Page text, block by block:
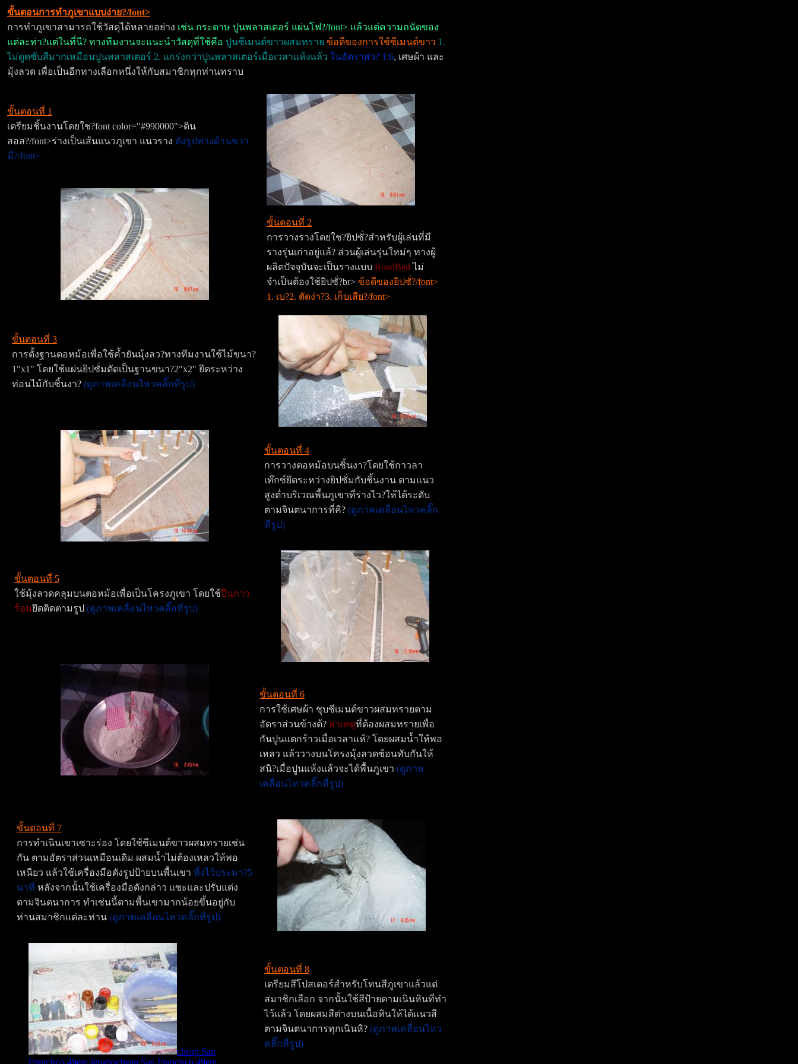
ขั้นตอนการทำภูเขาแบบง่าย?/font>
การทำภูเขาสามารถใช้วัสดุได้หลายอย่าง เช่น กระดาษ ปูนพลาสเตอร์ แผ่นโฟ?/font> แล้วแต่ความถนัดของ
แต่ละท่า?แต่ในที่นี? ทางทีมงานจะแนะนำวัสดุที่ใช้คือ ปูนซีเมนต์ขาวผสมทราย ข้อดีของการใช้ซีเมนต์ขาว 1.
ไม่ดูดซับสีมากเหมือนปูนพลาสเตอร์ 2. แกร่งกว่าปูนพลาสเตอร์เมื่อเวลาแห้งแล้ว ในอัตราส่ว? 1:6, เศษผ้า และ
มุ้งลวด เพื่อเป็นอีกทางเลือกหนึ่งให้กับสมาชิกทุกท่านทราบ
ขั้นตอนที่ 1
เตรียมชิ้นงานโดยใช?font color="#990000">ดิน
สอส?/font>ร่างเป็นเส้นแนวภูเขา แนวราง ดังรูปทางด้านขวา
มื?/font>
ขั้นตอนที่ 2
การวางรางโดยใช?ยิปซั่?สำหรับผู้เล่นที่มี
รางรุ่นเก่าอยู่แล้? ส่วนผู้เล่นรุ่นใหม่ๆ ทางผู้
ผลิตปัจจุบันจะเป็นรางแบบ RoadBedไม่
จำเป็นต้องใช้ยิปซั่?br> ข้อดีของยิปซั่?/font>
1. เบ?2. ตัดง่า?3. เก็บเสีย?/font>
ขั้นตอนที่ 4
การวางตอหม้อบนชิ้นงา?โดยใช้กาวลา
เท๊กซ์ยึดระหว่างยิปซั่มกับชิ้นงาน ตามแนว
สูงต่ำบริเวณพี้นภูเขาที่ร่างไว?ให้ได้ระดับ
ตามจินตนาการที่คิ? (ดูภาพเคลื่อนไหวคลิ๊ก
ที่รูป)
ขั้นตอนที่ 3
การตั้งฐานตอหม้อเพื่อใช้ค้ำยันมุ้งลว?ทางทีมงานใช้ไม้ขนา?
1"x1" โดยใช้แผ่นยิปซั่มตัดเป็นฐานขนา?2"x2" ยึดระหว่าง
ท่อนไม้กับชิ้นงา? (ดูภาพเคลื่อนไหวคลิ๊กที่รูป)
ขั้นตอนที่ 5
ใช้มุ้งลวดคลุมบนตอหม้อเพื่อเป็นโครงภูเขา โดยใช้ปืนกาว
ร้อนยึดติดตามรูป (ดูภาพเคลื่อนไหวคลิ๊กที่รูป)
ขั้นตอนที่ 6
การใช้เศษผ้า ชุบซีเมนต์ขาวผสมทรายตาม
อัตราส่วนข้างต้? สาเหตุที่ต้องผสมทรายเพื่อ
กันปูนแตกร้าวเมื่อเวลาแห้? โดยผสมน้ำให้พอ
เหลว แล้ววางบนโครงมุ้งลวดซ้อนทับกันให้
สนิ?เมื่อปูนแห้งแล้วจะได้พื้นภูเขา (ดูภาพ
เคลื่อนไหวคลิ๊กที่รูป)
ขั้นตอนที่ 7
การทำเนินเขาเซาะร่อง โดยใช้ซีเมนต์ขาวผสมทรายเช่น
กัน ตามอัตราส่วนเหมือนเดิม ผสมน้ำไม่ต้องเหลวให้พอ
เหนียว แล้วใช้เครื่องมือดังรูปป้ายบนพื้นเขา ทิ้งไว้ประมา?5
นาที หลังจากนั้นใช้เครื่องมือดังกล่าว แซะและปรับแต่ง
ตามจินตนาการ ทำเช่นนี้ตามพื้นเขามากน้อยขึ้นอยู่กับ
ท่านสมาชิกแต่ละท่าน (ดูภาพเคลื่อนไหวคลิ๊กที่รูป)
cheap San
Francisco 49ers Jerseyscheap San Francisco 49ers
ขั้นตอนที่ 8
เตรียมสีโปสเตอร์สำหรับโทนสีภูเขาแล้วแต่
สมาชิกเลือก จากนั้นใช้สีป้ายตามเนินหินที่ทำ
ไว้แล้ว โดยผสมสีต่างบนเนื้อหินให้ได้แนวสี
ตามจินตนาการทุกเนินหิ? (ดูภาพเคลื่อนไหว
คลิ๊กที่รูป)